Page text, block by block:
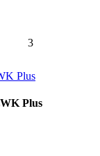
3
Plus